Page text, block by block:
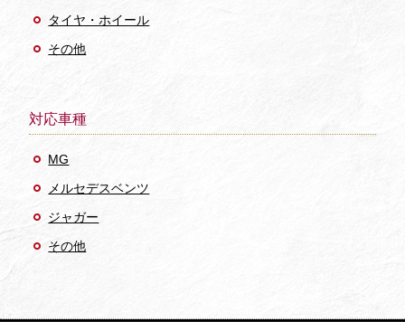
タイヤ・ホイール
その他
対応車種
MG
メルセデスベンツ
ジャガー
その他